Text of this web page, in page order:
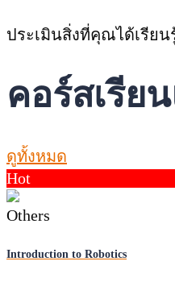
ประเมินสิ่งที่คุณได้เรียน
คอร์สเรีย
ดูทั้งหมด
Hot
Others
Introduction to Robotics